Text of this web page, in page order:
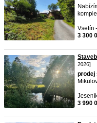
Vsetín
3 300
2026]
prodej
3 990